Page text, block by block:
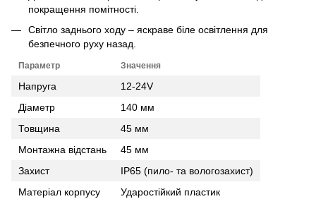
покращення помітності.
Світло заднього ходу – яскраве біле освітлення для
безпечного руху назад.
Параметр Значення
Напруга
12-24V
Діаметр
140 мм
Товщина
45 мм
Монтажна відстань
45 мм
Захист
IP65 (пило- та вологозахист)
Матеріал корпусу
Ударостійкий пластик